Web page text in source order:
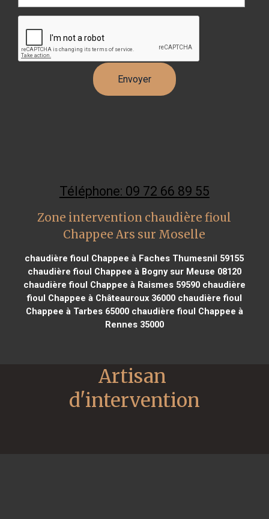
Téléphone: 09 72 66 89 55
Zone intervention chaudière fioul
Chappee Ars sur Moselle
chaudière fioul Chappee à Faches Thumesnil 59155
chaudière fioul Chappee à Bogny sur Meuse 08120
chaudière fioul Chappee à Raismes 59590chaudière
fioul Chappee à Châteauroux 36000chaudière fioul
Chappee à Tarbes 65000chaudière fioul Chappee à
Rennes 35000
Artisan
d'intervention